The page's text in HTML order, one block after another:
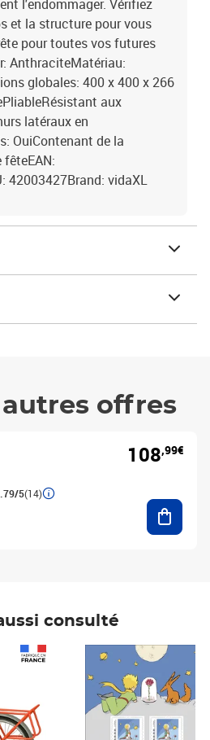
l'endommager. Vérifiez
et la structure pour vous
pour toutes vos futures
AnthraciteMatériau:
globales: 400 x 400 x 266
aux
latéraux en
OuiContenant de la
42003427Brand: vidaXL
autres offres
5(14)
108,99€
consulté
Prix 7,50€